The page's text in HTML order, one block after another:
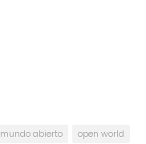
mundo abierto
open world